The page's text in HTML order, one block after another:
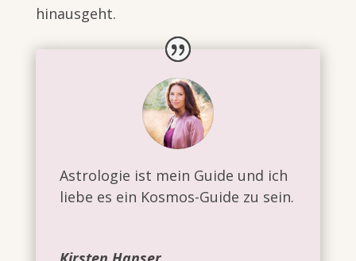
hinausgeht.
Astrologie ist mein Guide und ich
liebe es ein Kosmos-Guide zu sein.